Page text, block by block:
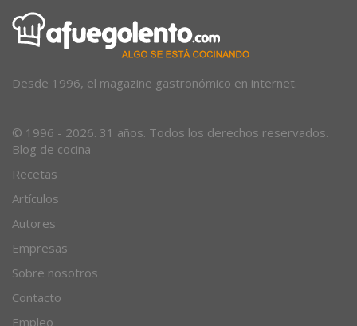
Desde 1996, el magazine gastronómico en internet.
© 1996 - 2026. 31 años. Todos los derechos reservados.
Blog de cocina
Recetas
Artículos
Autores
Empresas
Sobre nosotros
Contacto
Empleo